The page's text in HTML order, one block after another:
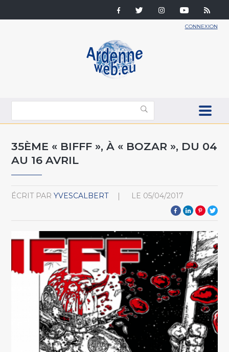
CONNEXION
35ÈME « BIFFF », À « BOZAR », DU 04
AU 16 AVRIL
ÉCRIT PAR YVESCALBERT LE 05/04/2017